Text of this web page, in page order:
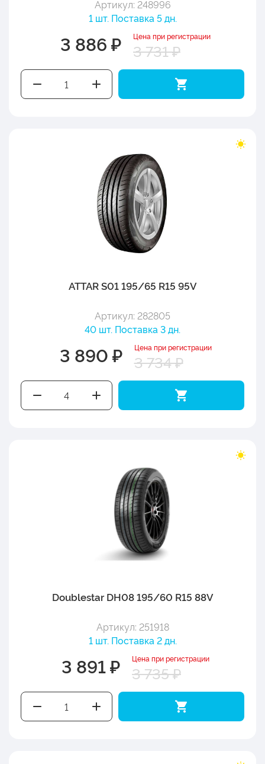
Артикул: 248996
1 шт. Поставка 5 дн.
3 886 ₽ Цена при регистрации
3 731 ₽
ATTAR S01 195/65 R15 95V
Артикул: 282805
40 шт. Поставка 3 дн.
3 890 ₽ Цена при регистрации
3 734 ₽
Doublestar DH08 195/60 R15 88V
Артикул: 251918
1 шт. Поставка 2 дн.
3 891 ₽ Цена при регистрации
3 735 ₽